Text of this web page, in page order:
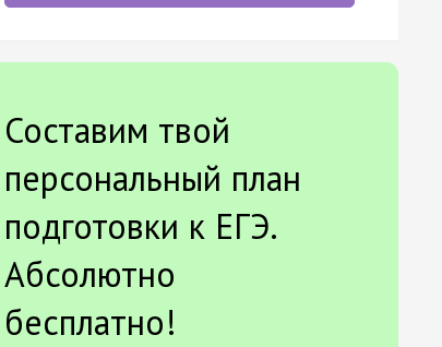
Составим твой
персональный план
подготовки к ЕГЭ.
Абсолютно
бесплатно!